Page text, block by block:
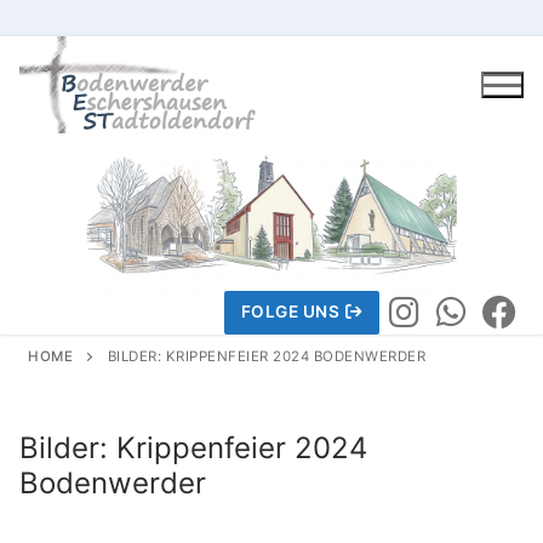
content
FOLGE UNS
Gemeindeleben
Wir über uns
HOME BILDER: KRIPPENFEIER 2024 BODENWERDER
Bilder: Krippenfeier 2024
Bodenwerder